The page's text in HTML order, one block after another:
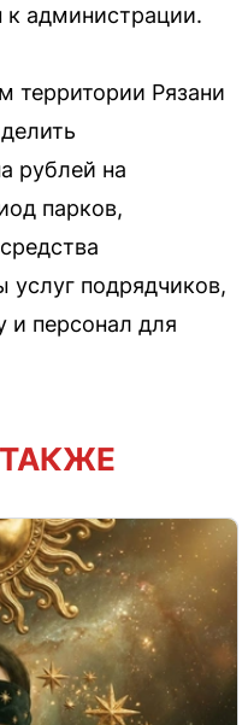
администрации.
территории Рязани
рублей на
парков,
услуг подрядчиков,
и персонал для